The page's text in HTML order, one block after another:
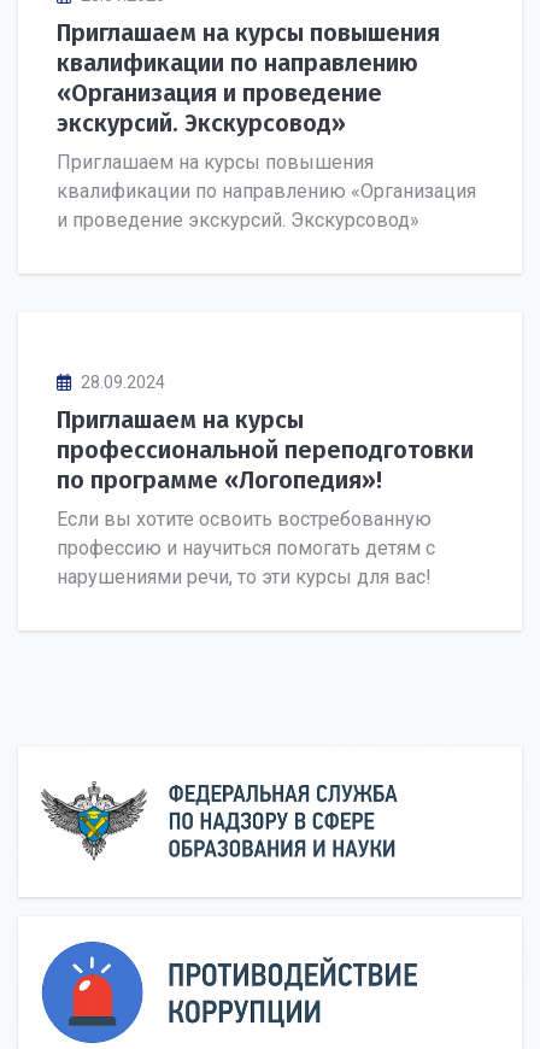
Приглашаем на курсы повышения
квалификации по направлению
«Организация и проведение
экскурсий. Экскурсовод»
Приглашаем на курсы повышения
квалификации по направлению «Организация
и проведение экскурсий. Экскурсовод»
28.09.2024
Приглашаем на курсы
профессиональной переподготовки
по программе «Логопедия»!
Если вы хотите освоить востребованную
профессию и научиться помогать детям с
нарушениями речи, то эти курсы для вас!